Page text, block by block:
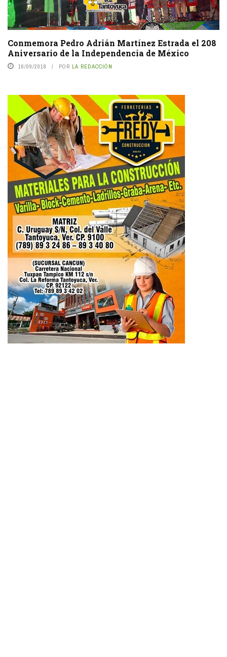
Conmemora Pedro Adrián Martínez Estrada el 208
Aniversario de la Independencia de México
16/09/2018 POR LA REDACCIÓN